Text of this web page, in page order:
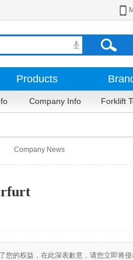
Products
Company Info Forklift
Company News
的权益，在此深表歉意，请您立即将